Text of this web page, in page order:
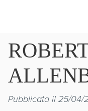
Pubblicata il 25/04/